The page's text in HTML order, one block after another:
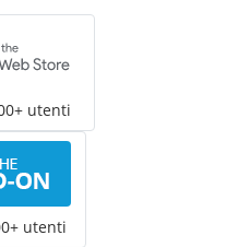
utenti
utenti